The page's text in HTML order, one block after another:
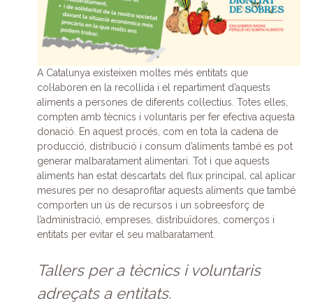
A Catalunya existeixen moltes més entitats que
col·laboren en la recollida i el repartiment d’aquests
aliments a persones de diferents col·lectius. Totes elles,
compten amb tècnics i voluntaris per fer efectiva aquesta
donació. En aquest procés, com en tota la cadena de
producció, distribució i consum d’aliments també es pot
generar malbaratament alimentari. Tot i que aquests
aliments han estat descartats del flux principal, cal aplicar
mesures per no desaprofitar aquests aliments que també
comporten un ús de recursos i un sobreesforç de
l’administració, empreses, distribuïdores, comerços i
entitats per evitar el seu malbaratament.
Tallers per a tècnics i voluntaris
adreçats a entitats.